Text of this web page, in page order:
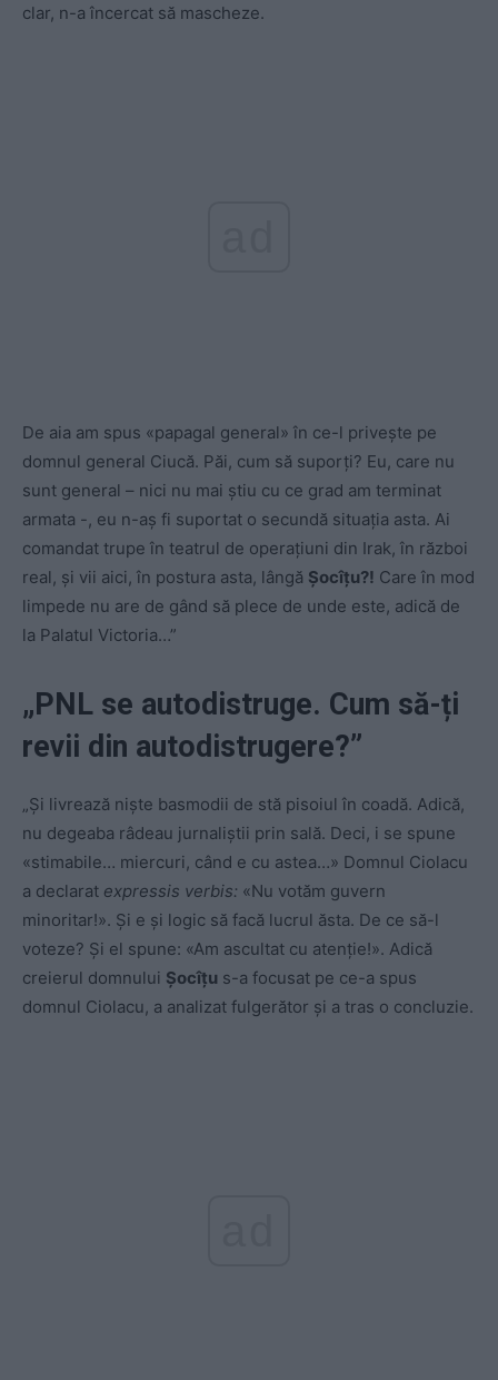
clar, n-a încercat să mascheze.
De aia am spus «papagal general» în ce-l privește pe
domnul general Ciucă. Păi, cum să suporți? Eu, care nu
sunt general – nici nu mai știu cu ce grad am terminat
armata -, eu n-aș fi suportat o secundă situația asta. Ai
comandat trupe în teatrul de operațiuni din Irak, în război
real, și vii aici, în postura asta, lângă Șocîțu?! Care în mod
limpede nu are de gând să plece de unde este, adică de
la Palatul Victoria…”
„PNL se autodistruge. Cum să-ți
revii din autodistrugere?”
„Și livrează niște basmodii de stă pisoiul în coadă. Adică,
nu degeaba râdeau jurnaliștii prin sală. Deci, i se spune
«stimabile… miercuri, când e cu astea…» Domnul Ciolacu
a declarat expressis verbis: «Nu votăm guvern
minoritar!». Și e și logic să facă lucrul ăsta. De ce să-l
voteze? Și el spune: «Am ascultat cu atenție!». Adică
creierul domnului Șocîțu s-a focusat pe ce-a spus
domnul Ciolacu, a analizat fulgerător și a tras o concluzie.